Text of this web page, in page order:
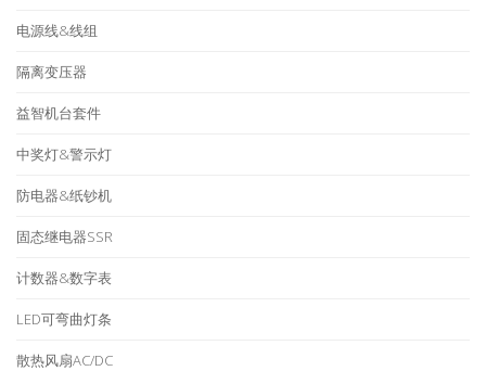
电源线&线组
隔离变压器
益智机台套件
中奖灯&警示灯
防电器&纸钞机
固态继电器SSR
计数器&数字表
LED可弯曲灯条
散热风扇AC/DC